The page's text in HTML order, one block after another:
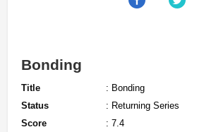
Bonding
Title
: Bonding
Status
: Returning Series
Score
: 7.4